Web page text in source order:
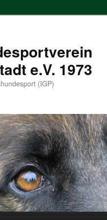
e.V. 1973
(IGP)